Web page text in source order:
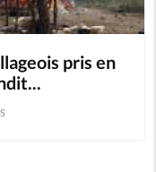
pris en